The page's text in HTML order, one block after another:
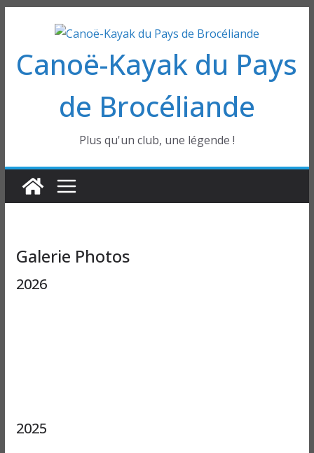
contenu
Canoë-Kayak du Pays
de Brocéliande
Plus qu'un club, une légende !
Galerie Photos
2026
2025